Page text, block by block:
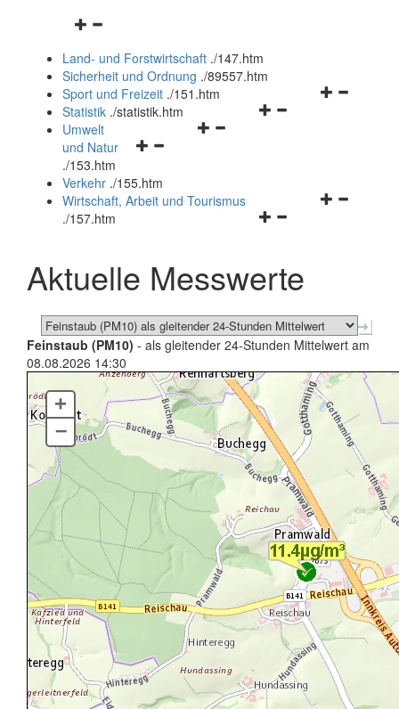
Navigationsmenü
und
schließen
Land- und Forstwirtschaft ./147.htm
Sicherheit und Ordnung ./89557.htm
Navigationsmenü
Sport und Freizeit ./151.htm
Navigationsmenü
Statistik ./statistik.htm
Navigationsmenü
und
schließen
Umwelt
und Natur
./153.htm
Verkehr ./155.htm
Navigationsmenü
schließen
Wirtschaft, Arbeit und Tourismus
./157.htm
Aktuelle Messwerte
Feinstaub (PM10) - als gleitender 24-Stunden Mittelwert am
08.08.2026 14:30
+
–